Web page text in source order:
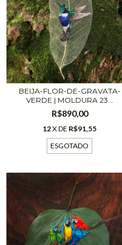
BEIJA-FLOR-DE-GRAVATA-
VERDE | MOLDURA 23...
R$890,00
12X DE R$91,55
ESGOTADO